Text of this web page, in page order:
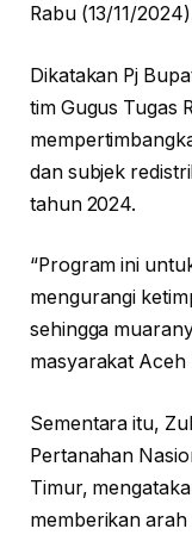
Rabu (13/11/
Dikatakan Pj
tim Gugus Tugas
dan subjek
tahun 2024.
“Program ini
mengurangi
sehingga
masyarakat Aceh
Sementara itu,
Pertanahan
Timur,
memberikan